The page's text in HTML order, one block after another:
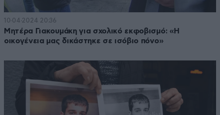
10·04·2024 20:36
Μητέρα Γιακουμάκη για σχολικό εκφοβισμό: «Η
οικογένεια μας δικάστηκε σε ισόβιο πόνο»